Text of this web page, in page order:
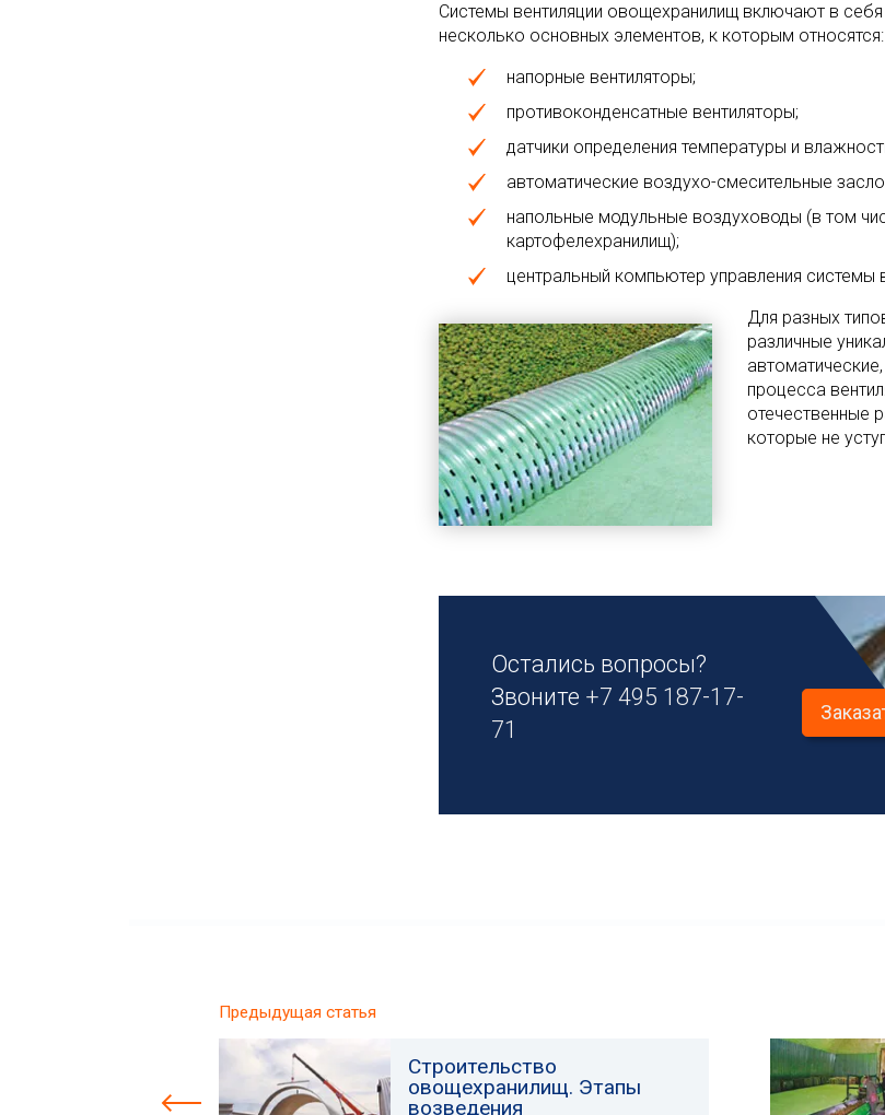
Системы вентиляции овощехранилищ включают в себя
несколько основных элементов, к которым относятся:
напорные вентиляторы;
противоконденсатные вентиляторы;
датчики определения температуры и
автоматические воздухо-смесительные
напольные модульные воздуховоды (в том
картофелехранилищ);
центральный компьютер управления системы
Для разных
различные
процесса
отечественные
которые не
Остались вопросы?
Звоните +7 495 187-17-
71
Предыдущая статья
Строительство
овощехранилищ. Этапы
возведения